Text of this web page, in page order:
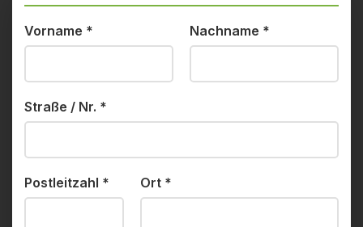
Vorname * Nachname *
Straße / Nr. *
Postleitzahl * Ort *